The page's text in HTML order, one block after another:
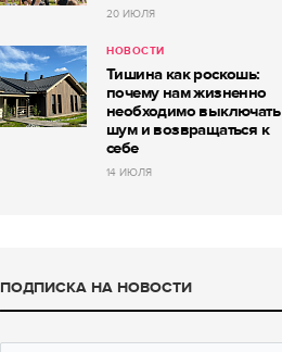
20 ИЮЛЯ
НОВОСТИ
Тишина как роскошь:
почему нам жизненно
необходимо выключать
шум и возвращаться к
себе
14 ИЮЛЯ
ПОДПИСКА НА НОВОСТИ